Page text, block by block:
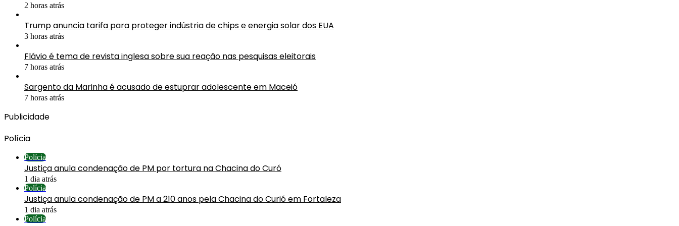
2 horas atrás
Trump anuncia tarifa para proteger indústria de chips e energia solar dos EUA
3 horas atrás
Flávio é tema de revista inglesa sobre sua reação nas pesquisas eleitorais
7 horas atrás
Sargento da Marinha é acusado de estuprar adolescente em Maceió
7 horas atrás
Publicidade
Polícia
Polícia
Justiça anula condenação de PM por tortura na Chacina do Curó
1 dia atrás
Polícia
Justiça anula condenação de PM a 210 anos pela Chacina do Curió em Fortaleza
1 dia atrás
Polícia